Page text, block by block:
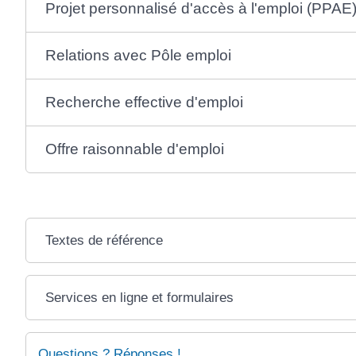
Projet personnalisé d'accès à l'emploi (PPAE)
Relations avec Pôle emploi
Recherche effective d'emploi
Offre raisonnable d'emploi
Textes de référence
Services en ligne et formulaires